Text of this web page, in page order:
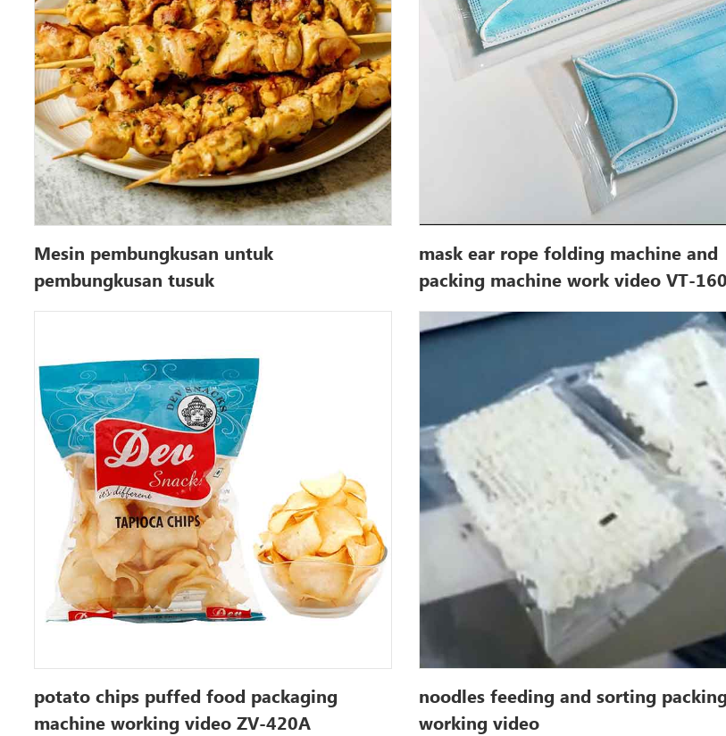
Mesin pembungkusan untuk
pembungkusan tusuk
mask ear rope folding machine and
packing machine work video VT-160
potato chips puffed food packaging
machine working video ZV-420A
noodles feeding and sorting
working video